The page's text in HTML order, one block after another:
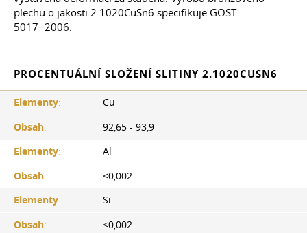
plechu o jakosti 2.1020CuSn6 specifikuje GOST
5017−2006.
PROCENTUÁLNÍ SLOŽENÍ SLITINY 2.1020CUSN6
Elementy:
Cu
Obsah:
92,65 - 93,9
Elementy:
Al
Obsah:
<0,002
Elementy:
Si
Obsah:
<0,002